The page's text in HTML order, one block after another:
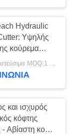
86
14
Hydraulic
Υψηλής
κούρεμα
Διαπραγματεύσιμα MOQ:1 ομάδα
και ισχυρός
κόφτης
Αβίαστη κοπή